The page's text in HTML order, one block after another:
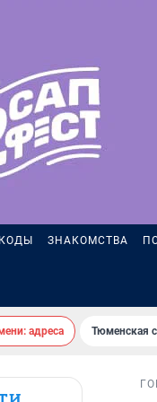
ЗНАКОМСТВА
адреса Тюменская